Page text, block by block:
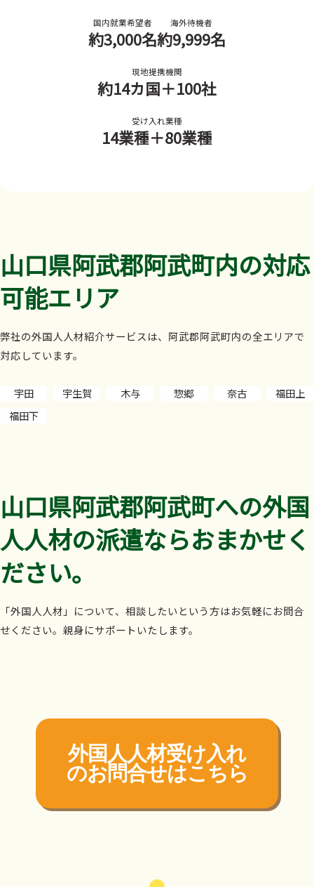
国内就業希望者
約3,000名
海外待機者
約9,999名
現地提携機関
約14カ国＋100社
受け入れ業種
14業種＋80業種
山口県阿武郡阿武町内の対応
可能エリア
弊社の外国人人材紹介サービスは、阿武郡阿武町内の全エリアで
対応しています。
宇田 宇生賀 木与 惣郷 奈古
福田上
福田下
山口県阿武郡阿武町への外国
人人材の派遣ならおまかせく
ださい。
「外国人人材」について、相談したいという方はお気軽にお問合
せください。親身にサポートいたします。
外国人人材受け入れ
のお問合せはこちら